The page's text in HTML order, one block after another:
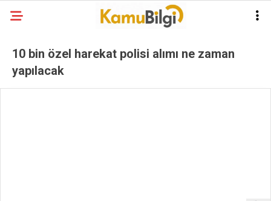
10 bin özel harekat polisi alımı ne zaman
yapılacak